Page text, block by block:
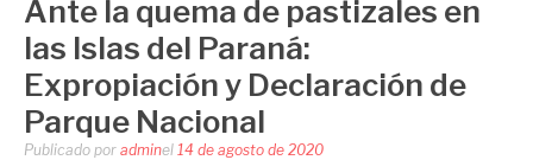
Ante la quema de pastizales en
las Islas del Paraná:
Expropiación y Declaración de
Parque Nacional
Publicado por adminel 14 de agosto de 2020